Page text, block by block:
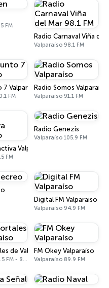
FM
Radio Carnaval Viña del
Valparaíso 98.1 FM
7 Valparaíso
FM
Radio Somos Valparaíso
Valparaíso 91.1 FM
Valparaíso
FM
Radio Genezis
Valparaíso 105.9 FM
Digital FM Valparaíso
Valparaíso 94.9 FM
de Valparaíso
Valparaíso 89.5 FM - 840 AM
FM Okey Valparaíso
Valparaíso 89.9 FM